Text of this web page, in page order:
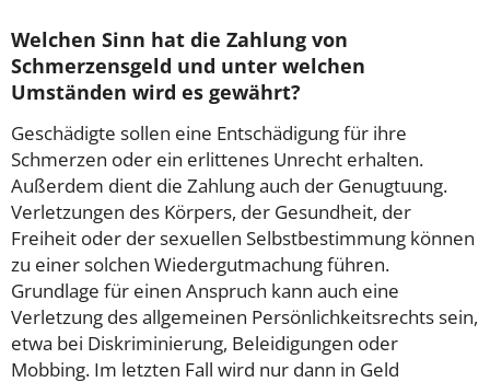
Welchen Sinn hat die Zahlung von
Schmerzensgeld und unter welchen
Umständen wird es gewährt?
Geschädigte sollen eine Entschädigung für ihre
Schmerzen oder ein erlittenes Unrecht erhalten.
Außerdem dient die Zahlung auch der Genugtuung.
Verletzungen des Körpers, der Gesundheit, der
Freiheit oder der sexuellen Selbstbestimmung können
zu einer solchen Wiedergutmachung führen.
Grundlage für einen Anspruch kann auch eine
Verletzung des allgemeinen Persönlichkeitsrechts sein,
etwa bei Diskriminierung, Beleidigungen oder
Mobbing. Im letzten Fall wird nur dann in Geld